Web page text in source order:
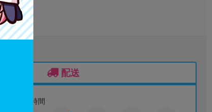
配送
配送時間